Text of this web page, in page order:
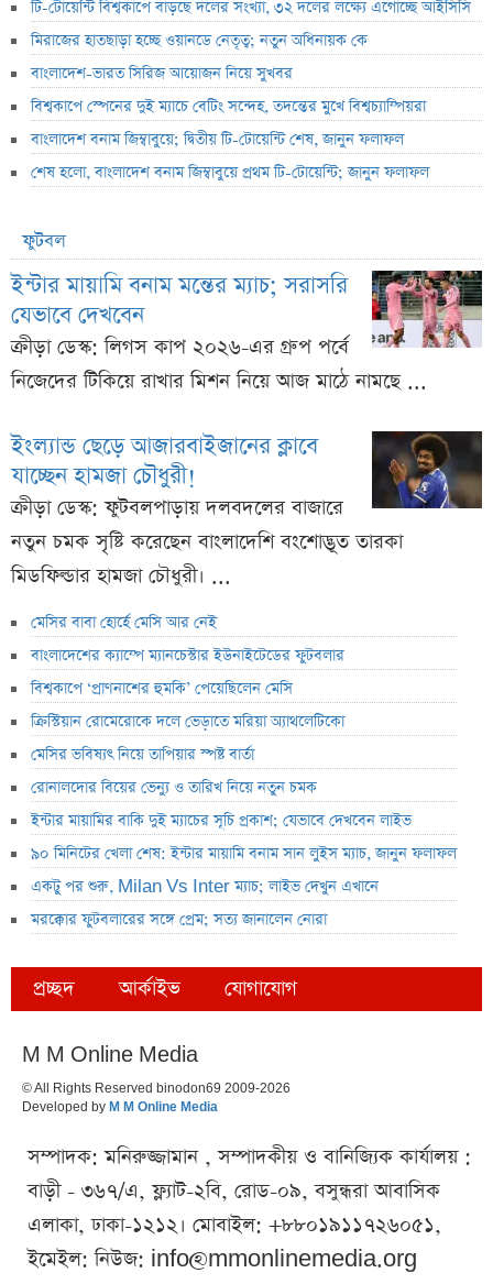
টি-টোয়েন্টি বিশ্বকাপে বাড়ছে দলের সংখ্যা, ৩২ দলের লক্ষ্যে এগোচ্ছে আইসিসি
মিরাজের হাতছাড়া হচ্ছে ওয়ানডে নেতৃত্ব; নতুন অধিনায়ক কে
বাংলাদেশ-ভারত সিরিজ আয়োজন নিয়ে সুখবর
বিশ্বকাপে স্পেনের দুই ম্যাচে বেটিং সন্দেহ, তদন্তের মুখে বিশ্বচ্যাম্পিয়রা
বাংলাদেশ বনাম জিম্বাবুয়ে; দ্বিতীয় টি-টোয়েন্টি শেষ, জানুন ফলাফল
শেষ হলো, বাংলাদেশ বনাম জিম্বাবুয়ে প্রথম টি-টোয়েন্টি; জানুন ফলাফল
ফুটবল
ইন্টার মায়ামি বনাম মন্তের ম্যাচ; সরাসরি
যেভাবে দেখবেন
ক্রীড়া ডেস্ক: লিগস কাপ ২০২৬-এর গ্রুপ পর্বে
নিজেদের টিকিয়ে রাখার মিশন নিয়ে আজ মাঠে নামছে ...
ইংল্যান্ড ছেড়ে আজারবাইজানের ক্লাবে
যাচ্ছেন হামজা চৌধুরী!
ক্রীড়া ডেস্ক: ফুটবলপাড়ায় দলবদলের বাজারে
নতুন চমক সৃষ্টি করেছেন বাংলাদেশি বংশোদ্ভূত তারকা
মিডফিল্ডার হামজা চৌধুরী। ...
মেসির বাবা হোর্হে মেসি আর নেই
বাংলাদেশের ক্যাম্পে ম্যানচেস্টার ইউনাইটেডের ফুটবলার
বিশ্বকাপে ‘প্রাণনাশের হুমকি’ পেয়েছিলেন মেসি
ক্রিস্টিয়ান রোমেরোকে দলে ভেড়াতে মরিয়া অ্যাথলেটিকো
মেসির ভবিষ্যৎ নিয়ে তাপিয়ার স্পষ্ট বার্তা
রোনালদোর বিয়ের ভেন্যু ও তারিখ নিয়ে নতুন চমক
ইন্টার মায়ামির বাকি দুই ম্যাচের সূচি প্রকাশ; যেভাবে দেখবেন লাইভ
৯০ মিনিটের খেলা শেষ: ইন্টার মায়ামি বনাম সান লুইস ম্যাচ, জানুন ফলাফল
একটু পর শুরু, Milan Vs Inter ম্যাচ; লাইভ দেখুন এখানে
মরক্কোর ফুটবলারের সঙ্গে প্রেম; সত্য জানালেন নোরা
প্রচ্ছদ আর্কাইভ যোগাযোগ
M M Online Media
© All Rights Reserved binodon69 2009-2026
Developed by M M Online Media
সম্পাদক: মনিরুজ্জামান , সম্পাদকীয় ও বানিজ্যিক কার্যালয় :
বাড়ী - ৩৬৭/এ, ফ্ল্যাট-২বি, রোড-০৯, বসুন্ধরা আবাসিক
এলাকা, ঢাকা-১২১২। মোবাইল: +৮৮০১৯১১৭২৬০৫১,
ইমেইল: নিউজ: info@mmonlinemedia.org